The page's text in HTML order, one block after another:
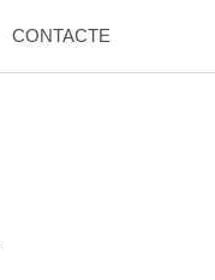
CONTACTE